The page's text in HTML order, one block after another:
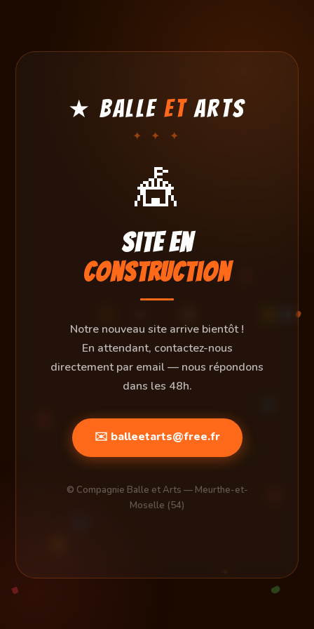
★ BalleetArts
✦ ✦ ✦
🎪
Site en
construction
Notre nouveau site arrive bientôt !
En attendant, contactez-nous
directement par email — nous répondons
dans les 48h.
✉️ balleetarts@free.fr
© Compagnie Balle et Arts — Meurthe-et-
Moselle (54)